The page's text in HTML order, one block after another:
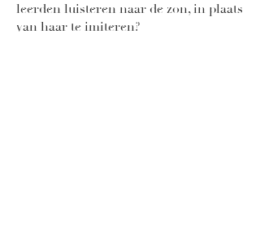
leerden luisteren naar de zon, in plaats
van haar te imiteren?